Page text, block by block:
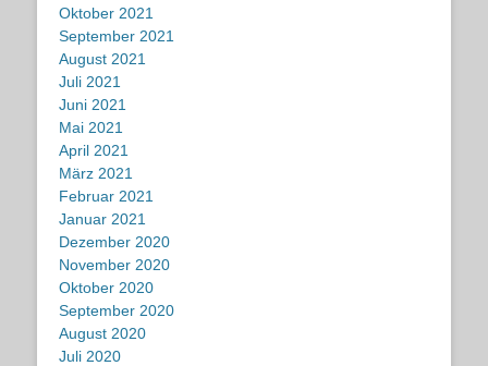
Oktober 2021
September 2021
August 2021
Juli 2021
Juni 2021
Mai 2021
April 2021
März 2021
Februar 2021
Januar 2021
Dezember 2020
November 2020
Oktober 2020
September 2020
August 2020
Juli 2020